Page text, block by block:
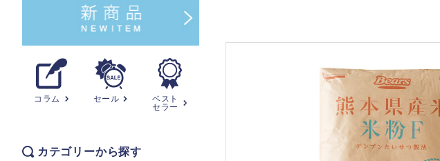
コラム セール
ベスト
セラー
カテゴリーから探す